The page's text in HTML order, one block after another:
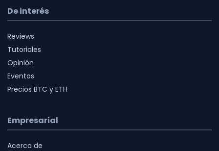
De interés
Reviews
Tutoriales
Opinión
Eventos
Precios BTC y ETH
Empresarial
Acerca de